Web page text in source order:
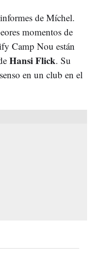
de Míchel.
momentos de
Camp Nou están
Hansi Flick. Su
en un club en el